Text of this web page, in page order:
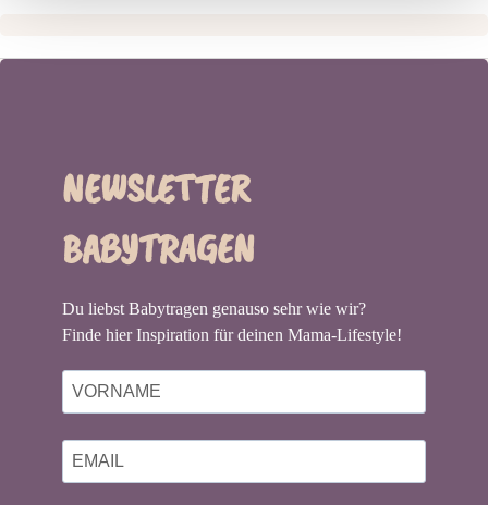
NEWSLETTER
BABYTRAGEN
Du liebst Babytragen genauso sehr wie wir?
Finde hier Inspiration für deinen Mama-Lifestyle!